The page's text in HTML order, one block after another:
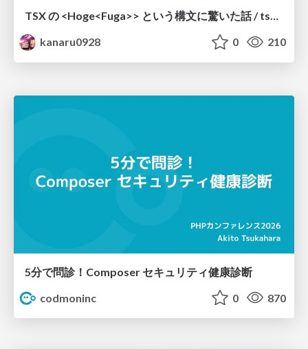
TSX の <Hoge<Fuga>> という構文に驚いた話 / tsx-type-argument-syntax
kanaru0928
0 210
5分で問診！Composer セキュリティ健康診断
codmoninc
0 870